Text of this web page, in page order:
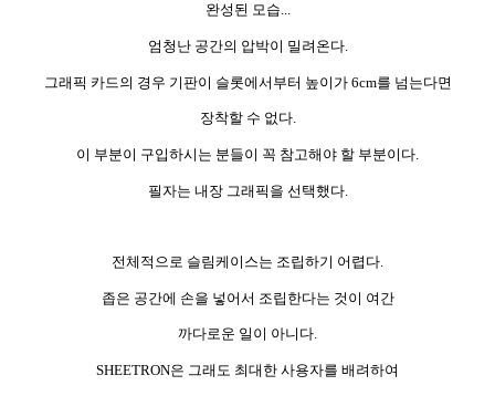
완성된 모습...
엄청난 공간의 압박이 밀려온다.
그래픽 카드의 경우 기판이 슬롯에서부터 높이가 6cm를 넘는다면
장착할 수 없다.
이 부분이 구입하시는 분들이 꼭 참고해야 할 부분이다.
필자는 내장 그래픽을 선택했다.
전체적으로 슬림케이스는 조립하기 어렵다.
좁은 공간에 손을 넣어서 조립한다는 것이 여간
까다로운 일이 아니다.
SHEETRON은 그래도 최대한 사용자를 배려하여